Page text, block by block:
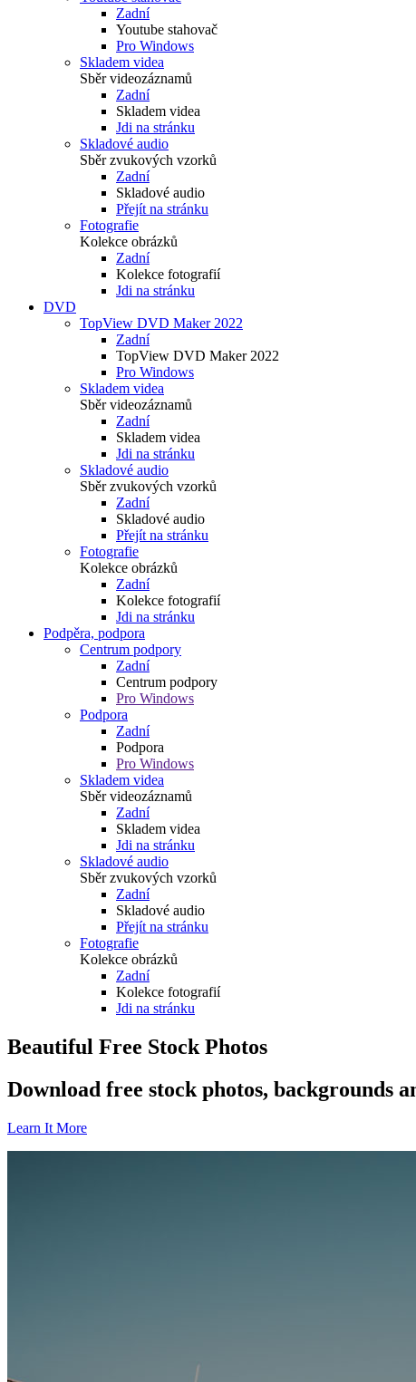
Zadní
Youtube stahovač
Pro Windows
Skladem videa
Sběr videozáznamů
Zadní
Skladem videa
Jdi na stránku
Skladové audio
Sběr zvukových vzorků
Zadní
Skladové audio
Přejít na stránku
Fotografie
Kolekce obrázků
Zadní
Kolekce fotografií
Jdi na stránku
DVD
TopView DVD Maker 2022
Zadní
TopView DVD Maker 2022
Pro Windows
Skladem videa
Sběr videozáznamů
Zadní
Skladem videa
Jdi na stránku
Skladové audio
Sběr zvukových vzorků
Zadní
Skladové audio
Přejít na stránku
Fotografie
Kolekce obrázků
Zadní
Kolekce fotografií
Jdi na stránku
Podpěra, podpora
Centrum podpory
Zadní
Centrum podpory
Pro Windows
Podpora
Zadní
Podpora
Pro Windows
Skladem videa
Sběr videozáznamů
Zadní
Skladem videa
Jdi na stránku
Skladové audio
Sběr zvukových vzorků
Zadní
Skladové audio
Přejít na stránku
Fotografie
Kolekce obrázků
Zadní
Kolekce fotografií
Jdi na stránku
Beautiful Free Stock Photos
Download free stock photos, backgrounds
Learn It More